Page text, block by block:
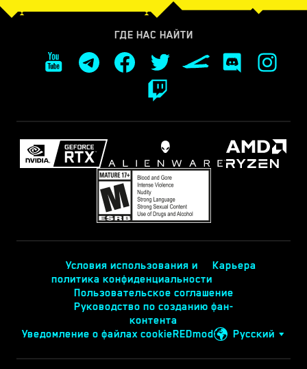
ГДЕ НАС НАЙТИ
Условия использования и
политика конфиденциальности
Карьера
Пользовательское соглашение
Руководство по созданию фан-
контента
Уведомление о файлах cookieREDmod Русский